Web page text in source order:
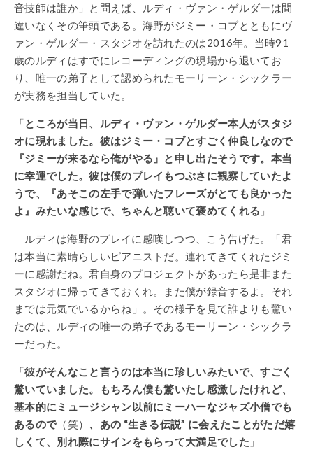
音技師は誰か」と問えば、ルディ・ヴァン・ゲルダーは間
違いなくその筆頭である。海野がジミー・コブとともにヴ
ァン・ゲルダー・スタジオを訪れたのは2016年。当時91
歳のルディはすでにレコーディングの現場から退いてお
り、唯一の弟子として認められたモーリーン・シックラー
が実務を担当していた。
「ところが当日、ルディ・ヴァン・ゲルダー本人がスタジ
オに現れました。彼はジミー・コブとすごく仲良しなので
『ジミーが来るなら俺がやる』と申し出たそうです。本当
に幸運でした。彼は僕のプレイもつぶさに観察していたよ
うで、『あそこの左手で弾いたフレーズがとても良かった
よ』みたいな感じで、ちゃんと聴いて褒めてくれる 」
ルディは海野のプレイに感嘆しつつ、こう告げた。「君
は本当に素晴らしいピアニストだ。連れてきてくれたジミ
ーに感謝だね。君自身のプロジェクトがあったら是非また
スタジオに帰ってきておくれ。また僕が録音するよ。それ
までは元気でいるからね」。その様子を見て誰よりも驚い
たのは、ルディの唯一の弟子であるモーリーン・シックラ
ーだった。
「彼がそんなこと言うのは本当に珍しいみたいで、すごく
驚いていました。もちろん僕も驚いたし感激したけれど、
基本的にミュージシャン以前にミーハーなジャズ小僧でも
あるので（笑）
、あの “生きる伝説” に会えたことがただ嬉
しくて、別れ際にサインをもらって大満足でした 」